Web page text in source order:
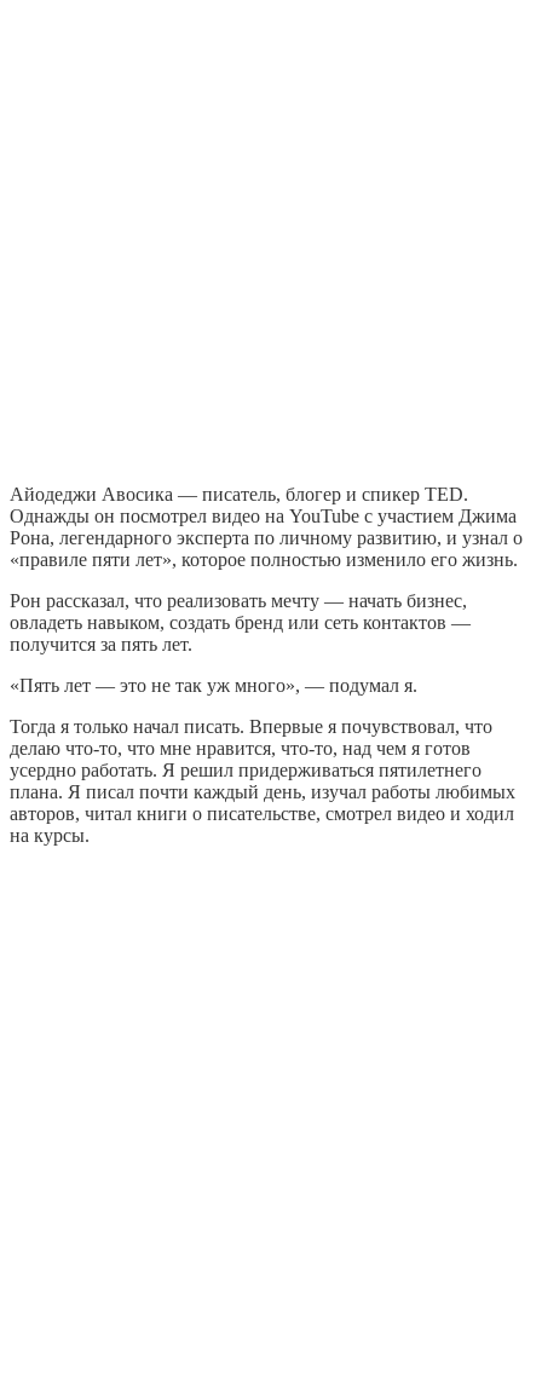
Айодеджи Авосика — писатель, блогер и спикер TED.
Однажды он посмотрел видео на YouTube с участием Джима
Рона, легендарного эксперта по личному развитию, и узнал о
«правиле пяти лет», которое полностью изменило его жизнь.
Рон рассказал, что реализовать мечту — начать бизнес,
овладеть навыком, создать бренд или сеть контактов —
получится за пять лет.
«Пять лет — это не так уж много», — подумал я.
Тогда я только начал писать. Впервые я почувствовал, что
делаю что-то, что мне нравится, что-то, над чем я готов
усердно работать. Я решил придерживаться пятилетнего
плана. Я писал почти каждый день, изучал работы любимых
авторов, читал книги о писательстве, смотрел видео и ходил
на курсы.